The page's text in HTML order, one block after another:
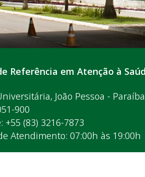
Referência em Atenção à
João Pessoa - Paraíba
900
+55 (83) 3216-7873
Atendimento: 07:00h às 19:00h